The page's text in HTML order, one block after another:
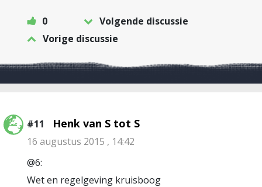
0
Volgende discussie
Vorige discussie
#11 Henk van S tot S
16 augustus 2015 , 14:42
@6:
Wet en regelgeving kruisboog